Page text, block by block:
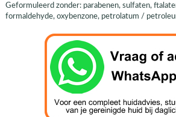
Geformuleerd zonder: parabenen, sulfaten,
formaldehyde, oxybenzone, petrolatum /